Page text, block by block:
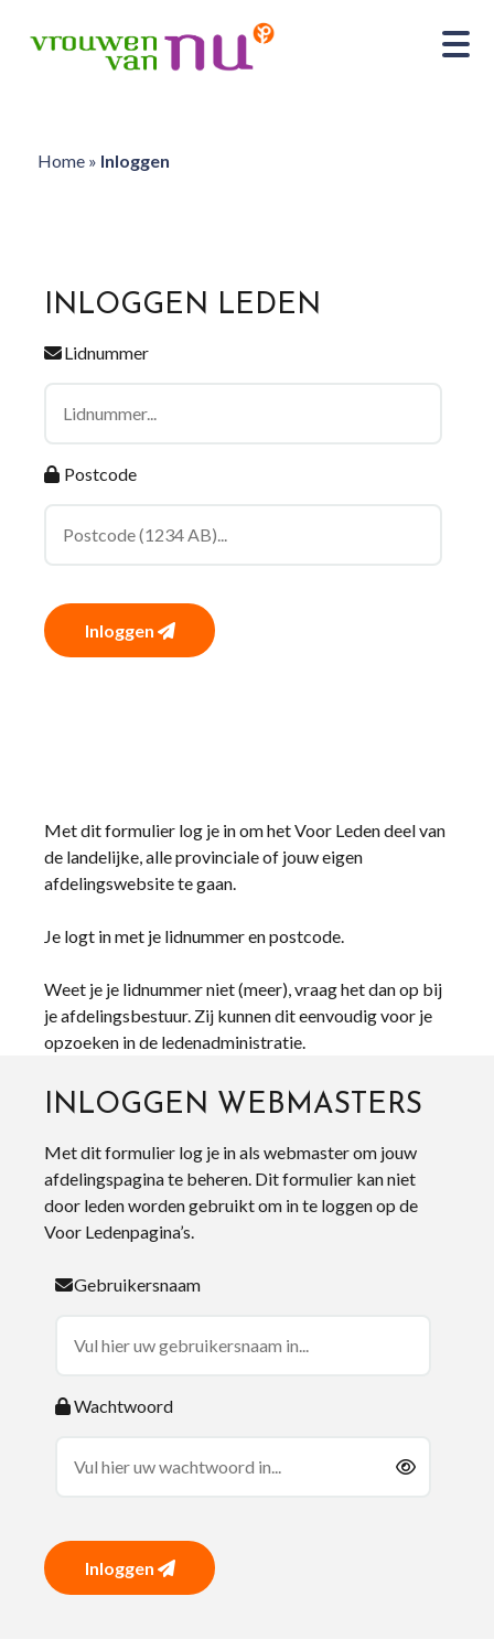
Home» Inloggen
INLOGGEN LEDEN
Lidnummer
Postcode
Inloggen
Met dit formulier log je in om het Voor Leden deel van
de landelijke, alle provinciale of jouw eigen
afdelingswebsite te gaan.
Je logt in met je lidnummer en postcode.
Weet je je lidnummer niet (meer), vraag het dan op bij
je afdelingsbestuur. Zij kunnen dit eenvoudig voor je
opzoeken in de ledenadministratie.
INLOGGEN WEBMASTERS
Met dit formulier log je in als webmaster om jouw
afdelingspagina te beheren. Dit formulier kan niet
door leden worden gebruikt om in te loggen op de
Voor Ledenpagina’s.
Gebruikersnaam
Wachtwoord
Inloggen